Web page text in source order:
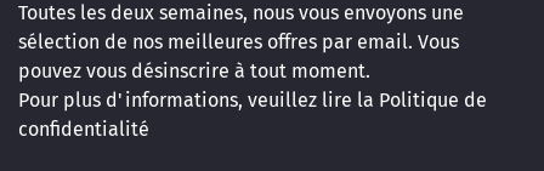
Toutes les deux semaines, nous vous envoyons une
sélection de nos meilleures offres par email. Vous
pouvez vous désinscrire à tout moment.
Pour plus d'informations, veuillez lire la Politique de
confidentialité